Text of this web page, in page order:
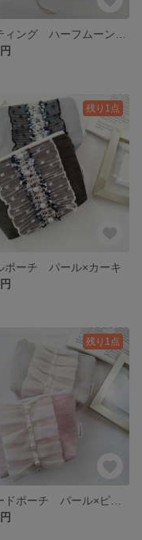
残り1点
ポーチ パール×カーキ
残り1点